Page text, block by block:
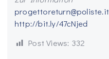
progettoreturn@poliste.it
http://bit.ly/47cNjed
Post Views: 332